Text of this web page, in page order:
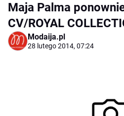
Maja Palma
CV/ROYAL
Modaija.pl
28 lutego 2014, 07:24